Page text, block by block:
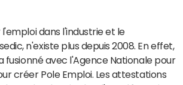
l'emploi dans l'industrie et le
n'existe plus depuis 2008. En effet,
fusionné avec l'Agence Nationale pour
créer Pole Emploi. Les attestations